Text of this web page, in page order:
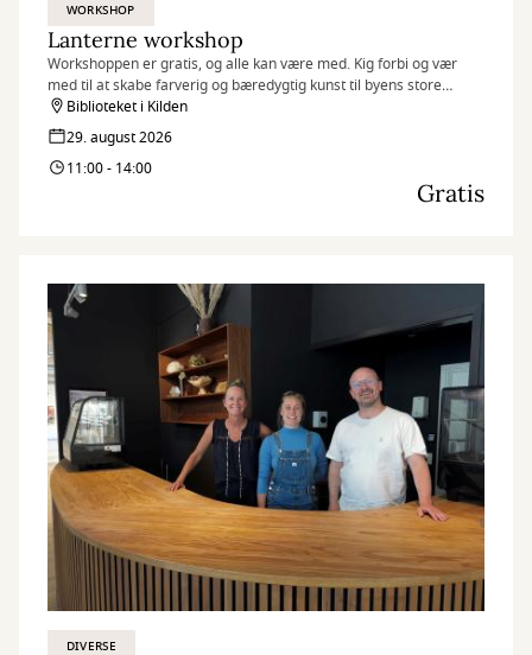
WORKSHOP
Lanterne workshop
Workshoppen er gratis, og alle kan være med. Kig forbi og vær
med til at skabe farverig og bæredygtig kunst til byens store
fællesspisning.
Børn og familie og som et opløb til DLB (Det længste bord) d. 5.
september i Kilden
Biblioteket i Kilden
29. august 2026
11:00 - 14:00
Gratis
DIVERSE